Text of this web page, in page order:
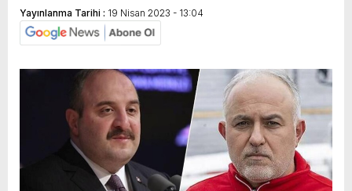
Yayınlanma Tarihi : 19 Nisan 2023 - 13:04